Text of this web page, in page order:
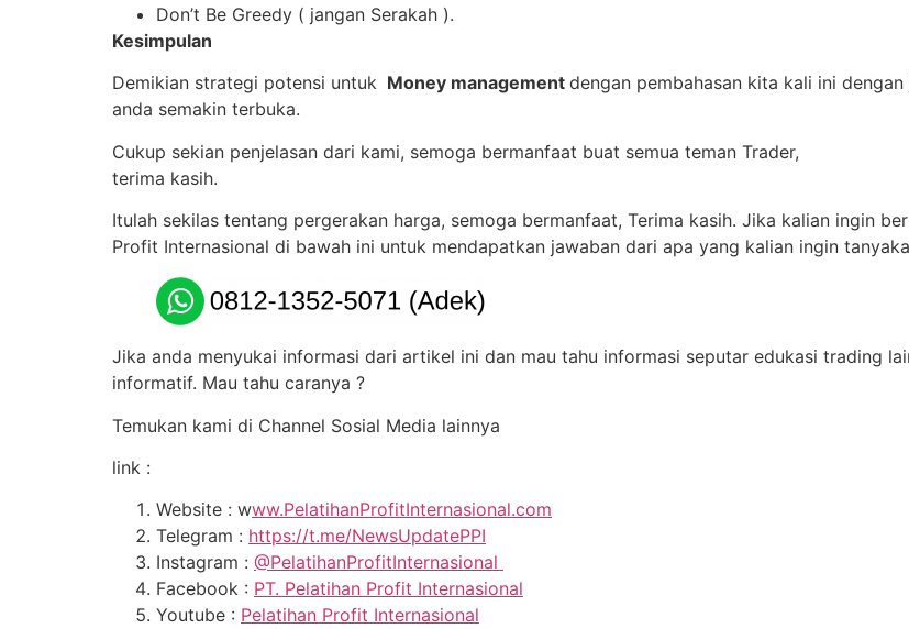
Don’t Be Greedy ( jangan Serakah ).
Kesimpulan
Demikian strategi potensi untuk Money management dengan pembahasan kita kali ini
anda semakin terbuka.
Cukup sekian penjelasan dari kami, semoga bermanfaat buat semua teman Trader,
terima kasih.
Itulah sekilas tentang pergerakan harga, semoga bermanfaat, Terima kasih. Jika kalian ingin
Profit Internasional di bawah ini untuk mendapatkan jawaban dari apa yang kalian ingin
Jika anda menyukai informasi dari artikel ini dan mau tahu informasi seputar edukasi trading
informatif. Mau tahu caranya ?
Temukan kami di Channel Sosial Media lainnya
link :
Website : www.PelatihanProfitInternasional.com
Telegram : https://t.me/NewsUpdatePPI
Instagram : @PelatihanProfitInternasional
Facebook : PT. Pelatihan Profit Internasional
Youtube : Pelatihan Profit Internasional